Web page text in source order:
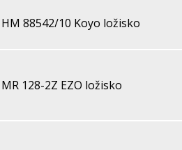
HM 88542/10 Koyo ložisko
MR 128-2Z EZO ložisko